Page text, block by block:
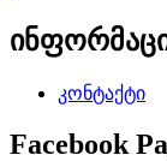
კონტაქტი
Facebook